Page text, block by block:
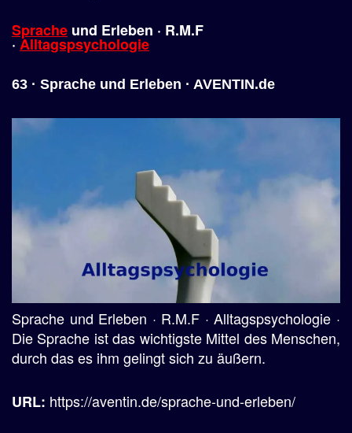
Sprache und Erleben · R.M.F
·Alltagspsychologie
63 · Sprache und Erleben · AVENTIN.de
Sprache und Erleben · R.M.F · Alltagspsychologie ·
Die Sprache ist das wichtigste Mittel des Menschen,
durch das es ihm gelingt sich zu äußern.
URL: https://aventin.de/sprache-und-erleben/